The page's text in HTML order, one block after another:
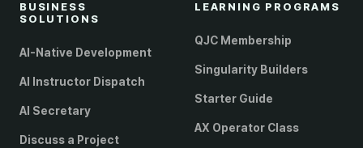
BUSINESS
SOLUTIONS
AI-Native Development
AI Instructor Dispatch
AI Secretary
Discuss a Project
LEARNING PROGRAMS
QJC Membership
Singularity Builders
Starter Guide
AX Operator Class